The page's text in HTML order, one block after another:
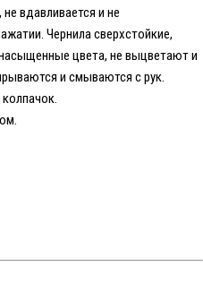
вдавливается и не
Чернила сверхстойкие,
цвета, не выцветают и
и смываются с рук.